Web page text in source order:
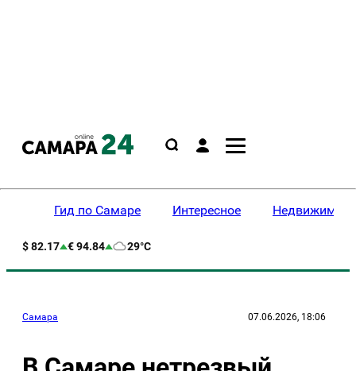
Гид по Самаре Интересное
$ 82.17 € 94.84 29°C
Самара 07.06.2026, 18:06